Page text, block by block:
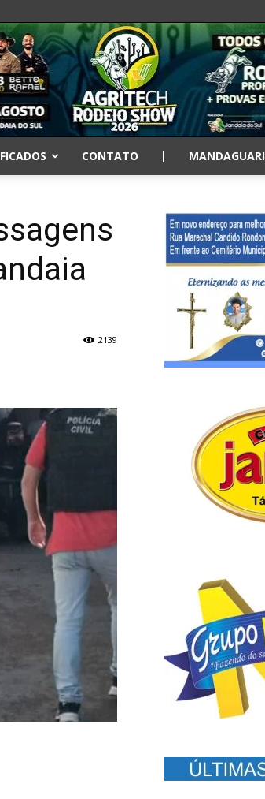
CONTATO | MANDAGUARI
2139